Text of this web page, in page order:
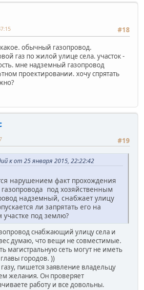
#18
обычный газопровод.
газ по жилой улице села. участок -
мне надземный газопровод
проектировании. хочу спрятать
#19
к от 25 января 2015, 22:22:42
нарушением факт прохождения
газопровода под хозяйственным
надземный, снабжает улицу
ли запрятать его на
участке под землю?
снабжающий улицу села и
думаю, что вещи не совместимые.
магистральную сеть могут не иметь
городов. ))
пишется заявление владельцу
желания. Он проверяет
работу и все довольны.